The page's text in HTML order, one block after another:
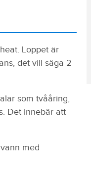
Loppet är
det vill säga 2
som tvååring,
Det innebär att
med